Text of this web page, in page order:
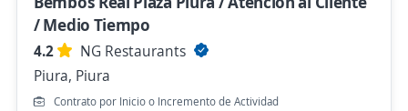
Piura, Piura
Hace 2 horas
/ Medio Tiempo
4.2
NG Restaurants
Piura, Piura
Contrato por Inicio o Incremento de Actividad